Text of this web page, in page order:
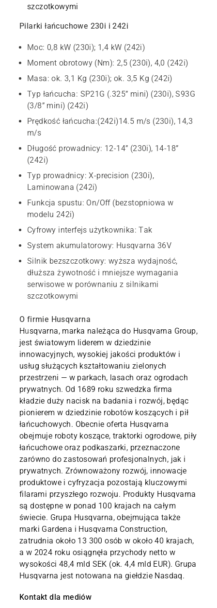
szczotkowymi
Pilarki łańcuchowe 230i i 242i
Moc: 0,8 kW (230i); 1,4 kW (242i)
Moment obrotowy (Nm): 2,5 (230i), 4,0 (242i)
Masa: ok. 3,1 Kg (230i); ok. 3,5 Kg (242i)
Typ łańcucha: SP21G (.325” mini) (230i), S93G
(3/8” mini) (242i)
Prędkość łańcucha:(242i)14.5 m/s (230i), 14,3
m/s
Długość prowadnicy: 12-14” (230i), 14-18”
(242i)
Typ prowadnicy: X-precision (230i),
Laminowana (242i)
Funkcja spustu: On/Off (bezstopniowa w
modelu 242i)
Cyfrowy interfejs użytkownika: Tak
System akumulatorowy: Husqvarna 36V
Silnik bezszczotkowy: wyższa wydajność,
dłuższa żywotność i mniejsze wymagania
serwisowe w porównaniu z silnikami
szczotkowymi
O firmie Husqvarna
Husqvarna, marka należąca do Husqvarna Group,
jest światowym liderem w dziedzinie
innowacyjnych, wysokiej jakości produktów i
usług służących kształtowaniu zielonych
przestrzeni — w parkach, lasach oraz ogrodach
prywatnych. Od 1689 roku szwedzka firma
kładzie duży nacisk na badania i rozwój, będąc
pionierem w dziedzinie robotów koszących i pił
łańcuchowych. Obecnie oferta Husqvarna
obejmuje roboty koszące, traktorki ogrodowe, piły
łańcuchowe oraz podkaszarki, przeznaczone
zarówno do zastosowań profesjonalnych, jak i
prywatnych. Zrównoważony rozwój, innowacje
produktowe i cyfryzacja pozostają kluczowymi
filarami przyszłego rozwoju. Produkty Husqvarna
są dostępne w ponad 100 krajach na całym
świecie. Grupa Husqvarna, obejmująca także
marki Gardena i Husqvarna Construction,
zatrudnia około 13 300 osób w około 40 krajach,
a w 2024 roku osiągnęła przychody netto w
wysokości 48,4 mld SEK (ok. 4,4 mld EUR). Grupa
Husqvarna jest notowana na giełdzie Nasdaq.
Kontakt dla mediów